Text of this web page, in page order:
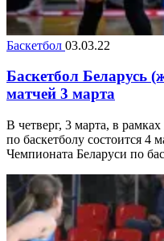
Баскетбол 03.03.22
Баскетбол Беларусь
матчей 3 марта
В четверг, 3 марта, в
по баскетболу состоится 4
Чемпионата Беларуси по